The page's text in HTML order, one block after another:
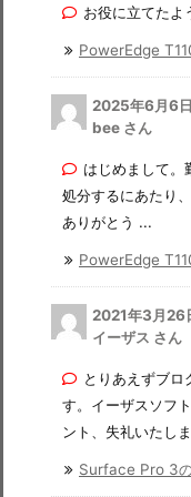
お役に立てたよ
PowerEdge
2025年6月6日
bee さん
はじめまして
処分するにあたり
ありがとう ...
PowerEdge
2021年3月26
イーザス さん
とりあえずブロ
す。イーザスソフ
ント、失礼いたし
Surface Pro 3